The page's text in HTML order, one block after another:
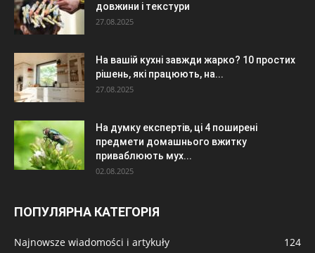
довжини і текстури
27.08.2025
На вашій кухні завжди жарко? 10 простих
рішень, які працюють, на...
27.08.2025
На думку експертів, ці 4 поширені
предмети домашнього вжитку
приваблюють мух...
02.08.2025
ПОПУЛЯРНА КАТЕГОРІЯ
Najnowsze wiadomości i artykuły 124